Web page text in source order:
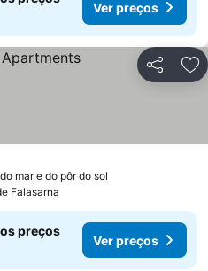
Ver preços
Partilhar
mar e do pôr do sol
Falasarna
preços
Ver preços